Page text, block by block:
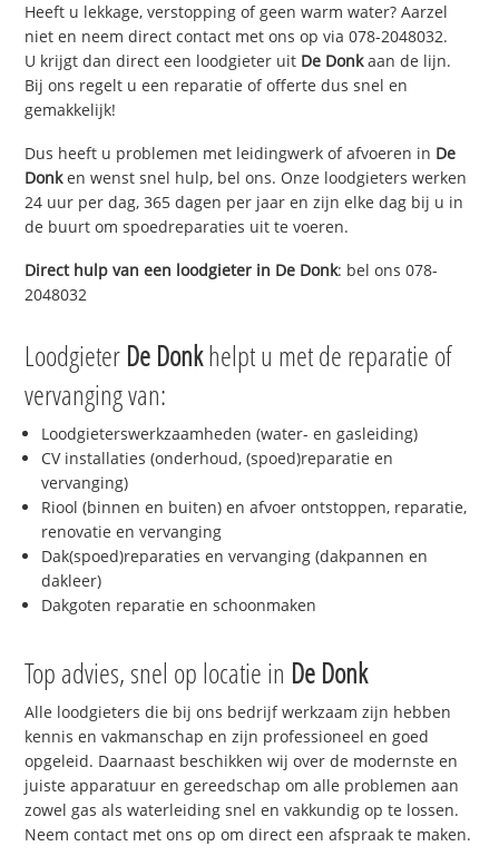
Heeft u lekkage, verstopping of geen warm water? Aarzel
niet en neem direct contact met ons op via 078-2048032.
U krijgt dan direct een loodgieter uit De Donkaan de lijn.
Bij ons regelt u een reparatie of offerte dus snel en
gemakkelijk!
Dus heeft u problemen met leidingwerk of afvoeren in De
Donken wenst snel hulp, bel ons. Onze loodgieters werken
24 uur per dag, 365 dagen per jaar en zijn elke dag bij u in
de buurt om spoedreparaties uit te voeren.
Direct hulp van een loodgieter in De Donk: bel ons 078-
2048032
Loodgieter De Donkhelpt u met de reparatie of
vervanging van:
Loodgieterswerkzaamheden (water- en gasleiding)
CV installaties (onderhoud, (spoed)reparatie en
vervanging)
Riool (binnen en buiten) en afvoer ontstoppen, reparatie,
renovatie en vervanging
Dak(spoed)reparaties en vervanging (dakpannen en
dakleer)
Dakgoten reparatie en schoonmaken
Top advies, snel op locatie in De Donk
Alle loodgieters die bij ons bedrijf werkzaam zijn hebben
kennis en vakmanschap en zijn professioneel en goed
opgeleid. Daarnaast beschikken wij over de modernste en
juiste apparatuur en gereedschap om alle problemen aan
zowel gas als waterleiding snel en vakkundig op te lossen.
Neem contact met ons op om direct een afspraak te maken.